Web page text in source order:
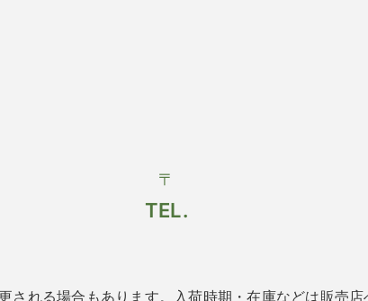
〒
TEL.
される場合もあります。入荷時期・在庫などは販売店